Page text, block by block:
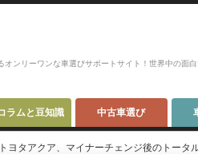
オンリーワンな車選びサポートサイト！世界中の面
ラムと豆知識 中古車選び
トヨタアクア、マイナーチェンジ後のトータ